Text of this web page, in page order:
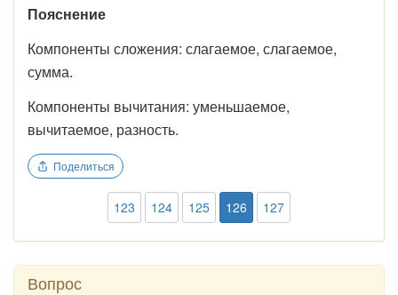
Пояснение
Компоненты сложения: слагаемое, слагаемое,
сумма.
Компоненты вычитания: уменьшаемое,
вычитаемое, разность.
Поделиться
123 124 125 126 127
Вопрос